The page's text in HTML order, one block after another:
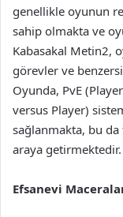
genellikle oyunun
sahip olmakta ve
Kabasakal Metin2,
görevler ve
Oyunda, PvE
versus Player)
sağlanmakta, bu da
araya getirmektedir.
Efsanevi